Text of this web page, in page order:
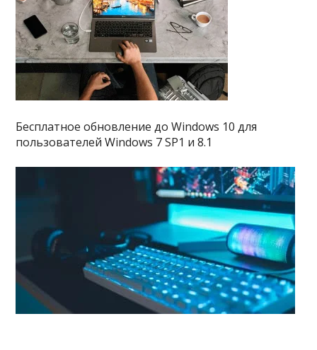
Бесплатное обновление до Windows 10 для
пользователей Windows 7 SP1 и 8.1